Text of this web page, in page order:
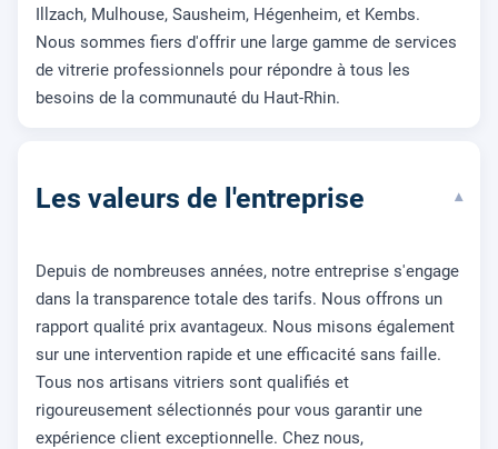
Illzach, Mulhouse, Sausheim, Hégenheim, et Kembs.
Nous sommes fiers d'offrir une large gamme de services
de vitrerie professionnels pour répondre à tous les
besoins de la communauté du Haut-Rhin.
Les valeurs de l'entreprise ▾
Depuis de nombreuses années, notre entreprise s'engage
dans la transparence totale des tarifs. Nous offrons un
rapport qualité prix avantageux. Nous misons également
sur une intervention rapide et une efficacité sans faille.
Tous nos artisans vitriers sont qualifiés et
rigoureusement sélectionnés pour vous garantir une
expérience client exceptionnelle. Chez nous,